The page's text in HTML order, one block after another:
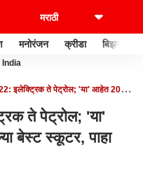
मनोरंजन क्रीडा बिझनेस
India
इलेक्ट्रिक ते पेट्रोल; 'या' आहेत 2022
ते पेट्रोल; 'या'
बेस्ट स्कूटर, पाहा